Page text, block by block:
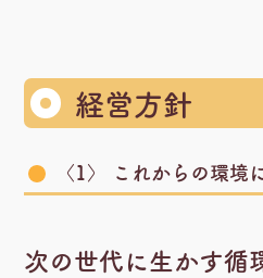
経営方針
〈1〉 これからの環境
次の世代に生かす循